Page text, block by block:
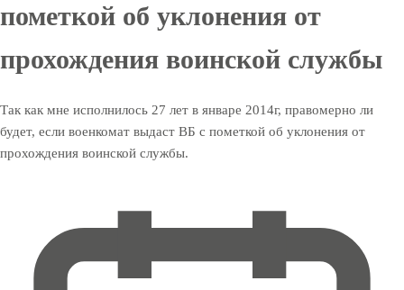
пометкой об уклонения от
прохождения воинской службы
Так как мне исполнилось 27 лет в январе 2014г, правомерно ли
будет, если военкомат выдаст ВБ с пометкой об уклонения от
прохождения воинской службы.